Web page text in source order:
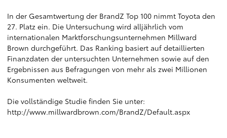
In der Gesamtwertung der BrandZ Top 100 nimmt Toyota den
27. Platz ein. Die Untersuchung wird alljährlich vom
internationalen Marktforschungsunternehmen Millward
Brown durchgeführt. Das Ranking basiert auf detaillierten
Finanzdaten der untersuchten Unternehmen sowie auf den
Ergebnissen aus Befragungen von mehr als zwei Millionen
Konsumenten weltweit.
Die vollständige Studie finden Sie unter:
http://www.millwardbrown.com/BrandZ/Default.aspx